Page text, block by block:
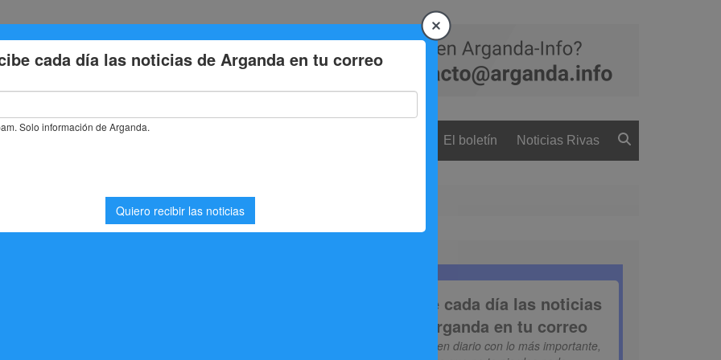
El boletín Noticias Rivas
en Arganda del Rey para la primera semana de noviembre de 2025
del Rey para
noviembre de 2025